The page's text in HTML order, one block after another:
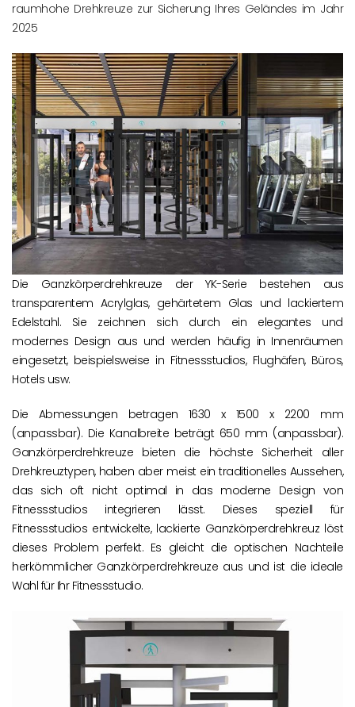
raumhohe Drehkreuze zur Sicherung Ihres Geländes im Jahr
2025
Die Ganzkörperdrehkreuze der YK-Serie bestehen aus
transparentem Acrylglas, gehärtetem Glas und lackiertem
Edelstahl. Sie zeichnen sich durch ein elegantes und
modernes Design aus und werden häufig in Innenräumen
eingesetzt, beispielsweise in Fitnessstudios, Flughäfen, Büros,
Hotels usw.
Die Abmessungen betragen 1630 x 1500 x 2200 mm
(anpassbar). Die Kanalbreite beträgt 650 mm (anpassbar).
Ganzkörperdrehkreuze bieten die höchste Sicherheit aller
Drehkreuztypen, haben aber meist ein traditionelles Aussehen,
das sich oft nicht optimal in das moderne Design von
Fitnessstudios integrieren lässt. Dieses speziell für
Fitnessstudios entwickelte, lackierte Ganzkörperdrehkreuz löst
dieses Problem perfekt. Es gleicht die optischen Nachteile
herkömmlicher Ganzkörperdrehkreuze aus und ist die ideale
Wahl für Ihr Fitnessstudio.